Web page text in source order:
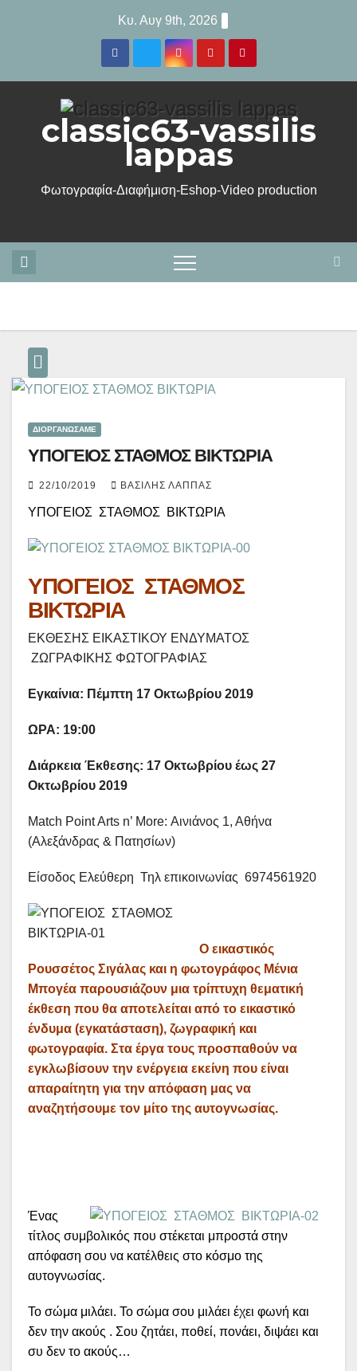
Κυ. Αυγ 9th, 2026
classic63-vassilis
lappas
Φωτογραφία-Διαφήμιση-Eshop-Video production
ΔΙΟΡΓΑΝΏΣΑΜΕ
ΥΠΟΓΕΙΟΣ ΣΤΑΘΜΟΣ ΒΙΚΤΩΡΙΑ
22/10/2019 ΒΑΣΊΛΗΣ ΛΆΠΠΑΣ
ΥΠΟΓΕΙΟΣ ΣΤΑΘΜΟΣ ΒΙΚΤΩΡΙΑ
ΥΠΟΓΕΙΟΣ ΣΤΑΘΜΟΣ
ΒΙΚΤΩΡΙΑ
ΕΚΘΕΣΗΣ ΕΙΚΑΣΤΙΚΟΥ ΕΝΔΥΜΑΤΟΣ
ΖΩΓΡΑΦΙΚΗΣ ΦΩΤΟΓΡΑΦΙΑΣ
Εγκαίνια: Πέμπτη 17 Οκτωβρίου 2019
ΩΡΑ: 19:00
Διάρκεια Έκθεσης: 17 Οκτωβρίου έως 27
Οκτωβρίου 2019
Match Point Arts n’ More: Αινιάνος 1, Αθήνα
(Αλεξάνδρας & Πατησίων)
Είσοδος Ελεύθερη Τηλ επικοινωνίας 6974561920
Ο εικαστικός
Ρουσσέτος Σιγάλας και η φωτογράφος Μένια
Μπογέα παρουσιάζουν μια τρίπτυχη θεματική
έκθεση που θα αποτελείται από το εικαστικό
ένδυμα (εγκατάσταση), ζωγραφική και
φωτογραφία. Στα έργα τους προσπαθούν να
εγκλωβίσουν την ενέργεια εκείνη που είναι
απαραίτητη για την απόφαση μας να
αναζητήσουμε τον μίτο της αυτογνωσίας.
Ένας
τίτλος συμβολικός που στέκεται μπροστά στην
απόφαση σου να κατέλθεις στο κόσμο της
αυτογνωσίας.
Το σώμα μιλάει. Το σώμα σου μιλάει έχει φωνή και
δεν την ακούς . Σου ζητάει, ποθεί, πονάει, διψάει και
συ δεν το ακούς…